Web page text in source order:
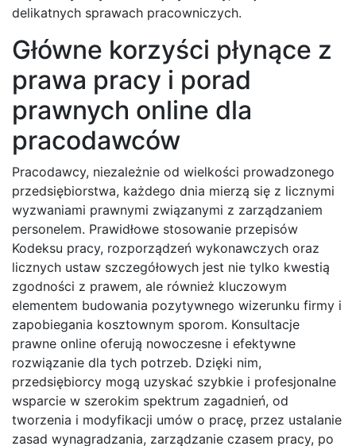
delikatnych sprawach pracowniczych.
Główne korzyści płynące z
prawa pracy i porad
prawnych online dla
pracodawców
Pracodawcy, niezależnie od wielkości prowadzonego
przedsiębiorstwa, każdego dnia mierzą się z licznymi
wyzwaniami prawnymi związanymi z zarządzaniem
personelem. Prawidłowe stosowanie przepisów
Kodeksu pracy, rozporządzeń wykonawczych oraz
licznych ustaw szczegółowych jest nie tylko kwestią
zgodności z prawem, ale również kluczowym
elementem budowania pozytywnego wizerunku firmy i
zapobiegania kosztownym sporom. Konsultacje
prawne online oferują nowoczesne i efektywne
rozwiązanie dla tych potrzeb. Dzięki nim,
przedsiębiorcy mogą uzyskać szybkie i profesjonalne
wsparcie w szerokim spektrum zagadnień, od
tworzenia i modyfikacji umów o pracę, przez ustalanie
zasad wynagradzania, zarządzanie czasem pracy, po